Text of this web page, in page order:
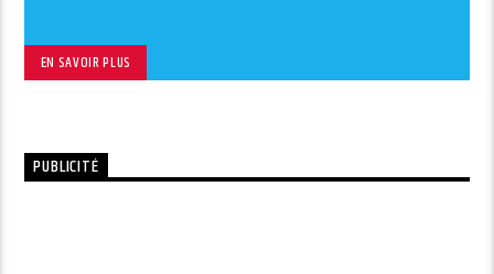
EN SAVOIR PLUS
PUBLICITÉ